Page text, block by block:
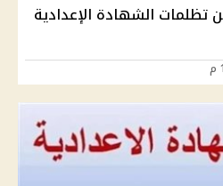
تظلمات الشهادة الإعدادية